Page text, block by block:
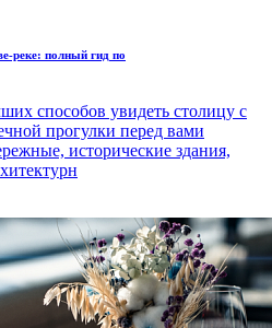
реке: полный гид по
способов увидеть столицу с
прогулки перед вами
исторические здания,